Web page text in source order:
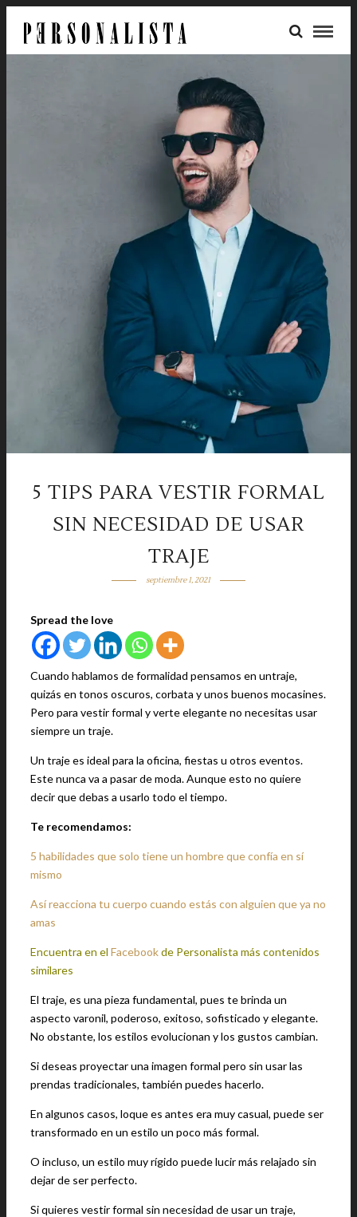
5 TIPS PARA VESTIR FORMAL
SIN NECESIDAD DE USAR
TRAJE
septiembre 1, 2021
Spread the love
Cuando hablamos de formalidad pensamos en untraje,
quizás en tonos oscuros, corbata y unos buenos mocasines.
Pero para vestir formal y verte elegante no necesitas usar
siempre un traje.
Un traje es ideal para la oficina, fiestas u otros eventos.
Este nunca va a pasar de moda. Aunque esto no quiere
decir que debas a usarlo todo el tiempo.
Te recomendamos:
5 habilidades que solo tiene un hombre que confía en sí
mismo
Así reacciona tu cuerpo cuando estás con alguien que ya no
amas
Encuentra en el Facebookde Personalista más contenidos
similares
El traje, es una pieza fundamental, pues te brinda un
aspecto varonil, poderoso, exitoso, sofisticado y elegante.
No obstante, los estilos evolucionan y los gustos cambian.
Si deseas proyectar una imagen formal pero sin usar las
prendas tradicionales, también puedes hacerlo.
En algunos casos, loque es antes era muy casual, puede ser
transformado en un estilo un poco más formal.
O incluso, un estilo muy rígido puede lucir más relajado sin
dejar de ser perfecto.
Si quieres vestir formal sin necesidad de usar un traje,